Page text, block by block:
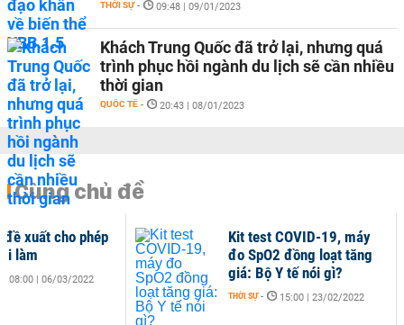
THỜI SỰ - 09:48 | 09/01/2023
Khách Trung Quốc đã trở lại, nhưng quá
trình phục hồi ngành du lịch sẽ cần nhiều
thời gian
QUỐC TẾ - 20:43 | 08/01/2023
Cùng chủ đề
đề xuất cho phép
làm
08:00 | 06/03/2022
Kit test COVID-19, máy
đo SpO2 đồng loạt tăng
giá: Bộ Y tế nói gì?
THỜI SỰ - 15:00 | 23/02/2022